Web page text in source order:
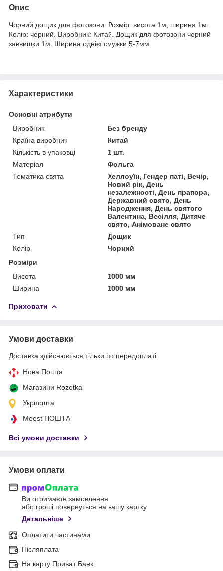
Опис
Чорний дощик для фотозони. Розмір: висота 1м, ширина 1м.
Колір: чорний. Виробник: Китай. Дощик для фотозони чорний
заввишки 1м. Ширина однієї смужки 5-7мм.
Характеристики
Основні атрибути
Виробник
Без бренду
Країна виробник
Китай
Кількість в упаковці
1 шт.
Матеріал
Фольга
Тематика свята
Хеллоуїн, Гендер паті, Вечір,
Новий рік, День
незалежності, День прапора,
Державний свято, День
Народження, День святого
Валентина, Весілля, Дитяче
свято, Анімоване свято
Тип
Дощик
Колір
Чорний
Розміри
Висота
1000 мм
Ширина
1000 мм
Приховати
Умови доставки
Доставка здійснюється тільки по передоплаті.
Нова Пошта
Магазини Rozetka
Укрпошта
Meest ПОШТА
Всі умови доставки
Умови оплати
Ви отримаєте замовлення
або гроші повернуться на вашу картку
Детальніше
Оплатити частинами
Післяплата
На карту Приват Банк